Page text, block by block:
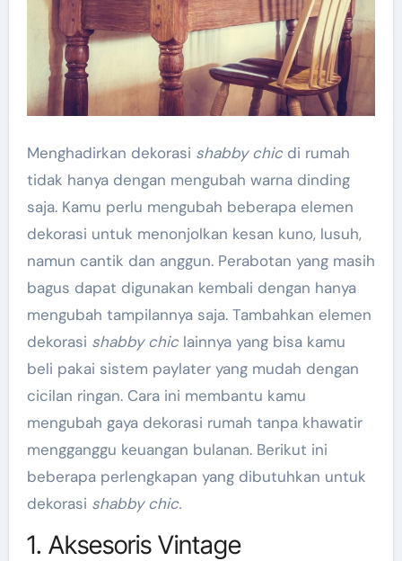
Menghadirkan dekorasi shabby chicdi rumah
tidak hanya dengan mengubah warna dinding
saja. Kamu perlu mengubah beberapa elemen
dekorasi untuk menonjolkan kesan kuno, lusuh,
namun cantik dan anggun. Perabotan yang masih
bagus dapat digunakan kembali dengan hanya
mengubah tampilannya saja. Tambahkan elemen
dekorasi shabby chiclainnya yang bisa kamu
beli pakai sistem paylater yang mudah dengan
cicilan ringan. Cara ini membantu kamu
mengubah gaya dekorasi rumah tanpa khawatir
mengganggu keuangan bulanan. Berikut ini
beberapa perlengkapan yang dibutuhkan untuk
dekorasi shabby chic.
1. Aksesoris Vintage